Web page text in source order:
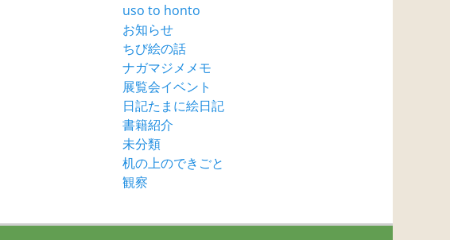
uso to honto
お知らせ
ちび絵の話
ナガマジメメモ
展覧会イベント
日記たまに絵日記
書籍紹介
未分類
机の上のできごと
観察